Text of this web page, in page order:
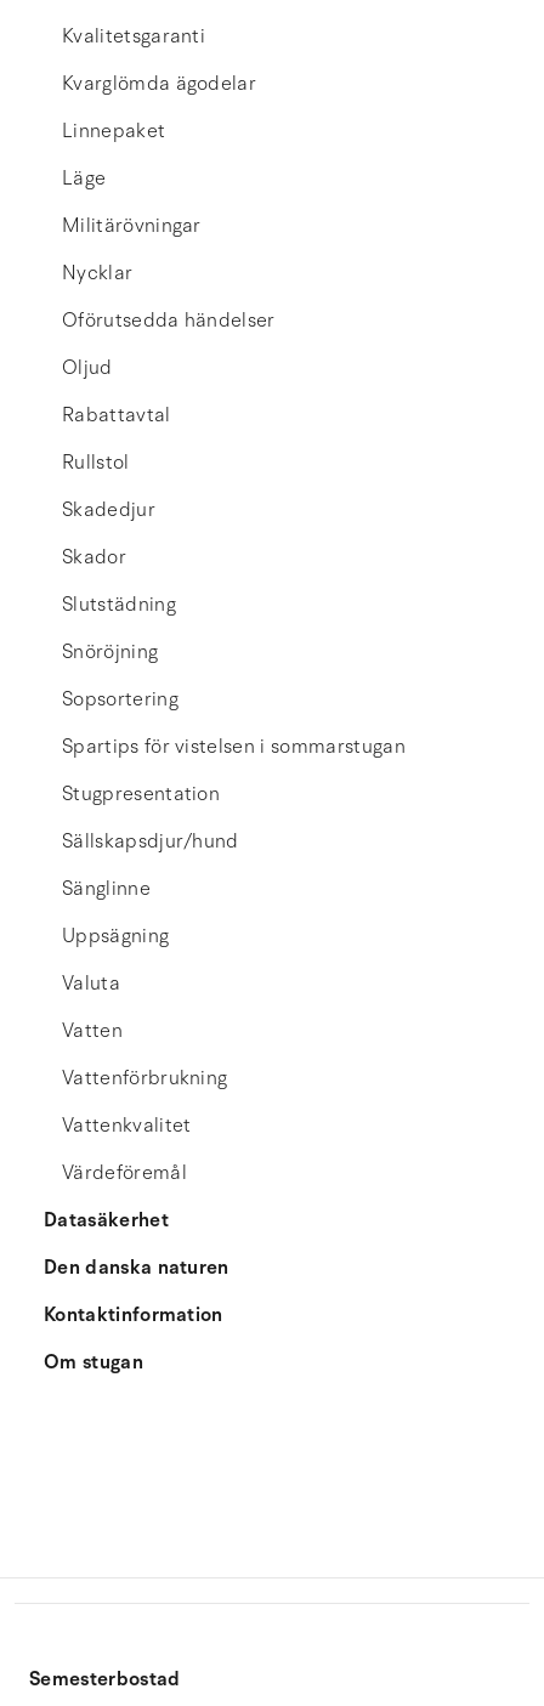
Kvalitetsgaranti
Kvarglömda ägodelar
Linnepaket
Läge
Militärövningar
Nycklar
Oförutsedda händelser
Oljud
Rabattavtal
Rullstol
Skadedjur
Skador
Slutstädning
Snöröjning
Sopsortering
Spartips för vistelsen i sommarstugan
Stugpresentation
Sällskapsdjur/hund
Sänglinne
Uppsägning
Valuta
Vatten
Vattenförbrukning
Vattenkvalitet
Värdeföremål
Datasäkerhet
Den danska naturen
Kontaktinformation
Om stugan
Semesterbostad